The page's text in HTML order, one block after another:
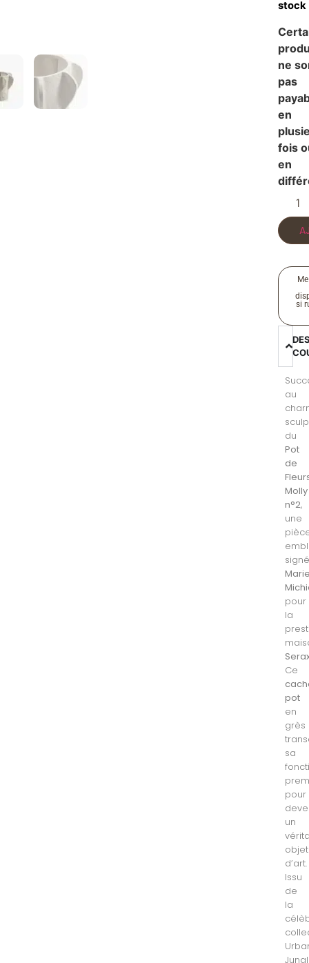
stock
ne
pas
en
fois
en
si
au
du
Pot
de
Molly
n°2,
une
pour
la
Ce
pot
en
grès
sa
pour
un
objet
d’art.
Issu
de
la